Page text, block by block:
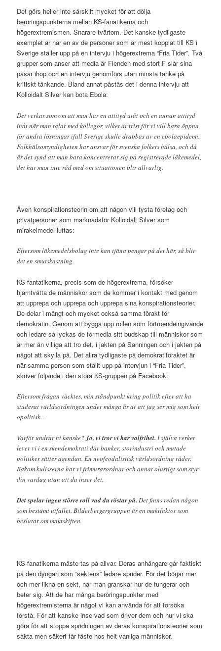
Det görs heller inte särskilt mycket för att dölja
beröringspunkterna mellan KS-fanatikerna och
högerextremismen. Snarare tvärtom. Det kanske tydligaste
exemplet är när en av de personer som är mest kopplat till KS i
Sverige ställer upp på en intervju i högerextrema “Fria Tider”. Två
grupper som anser att media är Fienden med stort F slår sina
påsar ihop och en intervju genomförs utan minsta tanke på
kritiskt tänkande. Bland annat påstås det i denna intervju att
Kolloidalt Silver kan bota Ebola:
Det verkar som om att man har en attityd utåt och en annan attityd
inåt när man talar med kollegor, vilket är trist för vi vill bara öppna
för andra lösningar ifall Sverige skulle drabbas av en ebolaepidemi.
Folkhälsomyndigheten har ansvar för svenska folkets hälsa, och då
är det synd att man bara koncentrerar sig på registrerade läkemedel,
det har man inte råd med om situationen blir allvarlig.
Även konspirationsteorin om att någon vill tysta företag och
privatpersoner som marknadsför Kolloidalt Silver som
mirakelmedel luftas:
Eftersom läkemedelsbolag inte kan tjäna pengar på det här, så blir
det en smutskastning.
KS-fantatikerna, precis som de högerextrema, försöker
hjärntvätta de människor som de kommer i kontakt med genom
att upprepa och upprepa och upprepa sina konspirationsteorier.
De delar i mångt och mycket också samma förakt för
demokratin. Genom att bygga upp rollen som förtroendeingivande
och ledare så lyckas de förmedla sitt budskap till människor som
är mer än villiga att tro det, i jakten på Sanningen och i jakten på
något att skylla på. Det allra tydligaste på demokratiföraktet är
när samma person som ställt upp på intervjun i “Fria Tider”,
skriver följande i den stora KS-gruppen på Facebook:
Eftersom frågan väcktes, min ståndpunkt kring politik efter att ha
studerat världsordningen under många år är att jag ser mig som helt
opolitisk…
Varför undrar ni kanske?Jo, vi tror vi har valfrihet. I själva verket
lever vi i en skendemokrati där banker, storindustri och mutade
politiker sätter agendan. En neofeodalistisk världsordning råder.
Bakom kulisserna har vi frimurarordnar och annat olustigt som styr
din vardag utan att du inser det.
Det spelar ingen större roll vad du röstar på. Det finns redan någon
som bestämt utfallet. Bilderbergergruppen är en maktfaktor som
beslutar om maktskiften.
KS-fanatikerna måste tas på allvar. Deras anhängare går faktiskt
på den dyngan som “sektens” ledare sprider. För det börjar mer
och mer likna en sekt, när man granskar hur de fungerar och
beter sig. Att de har många beröringspunkter med
högerextremisterna är något vi kan använda för att försöka
förstå. För att kanske inse vad som driver dem och hur vi ska
göra för att stoppa spridningen av deras konspirationsteorier som
sakta men säkert får fäste hos helt vanliga människor.